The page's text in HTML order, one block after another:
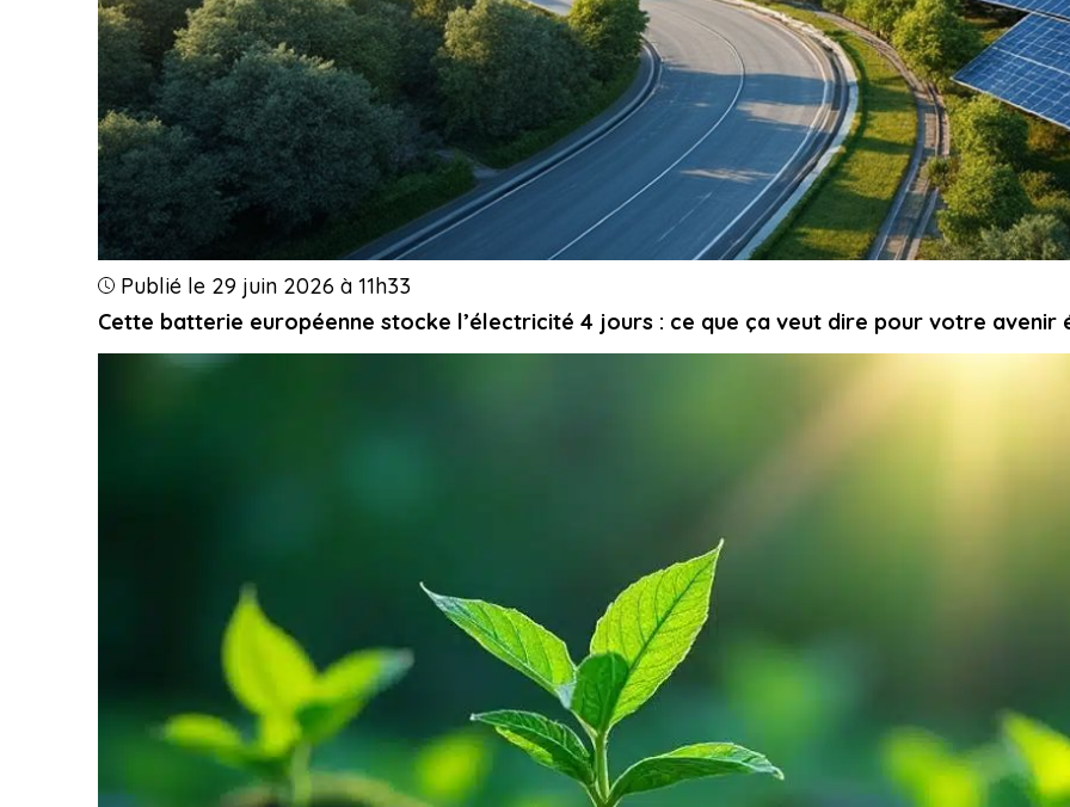
Cette batterie européenne stocke l’électricité 4 jours : ce que ça veut dire pour votre avenir
Publié le 29 juin 2026 à 11h33